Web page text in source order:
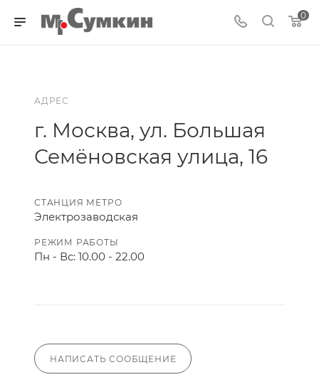
0
АДРЕС
г. Москва, ул. Большая
Семёновская улица, 16
СТАНЦИЯ МЕТРО
Электрозаводская
РЕЖИМ РАБОТЫ
Пн - Вс: 10.00 - 22.00
НАПИСАТЬ СООБЩЕНИЕ